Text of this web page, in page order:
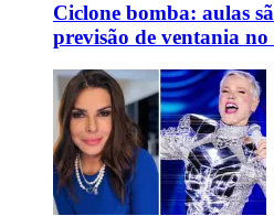
Ciclone bomba: aulas
previsão de ventania no